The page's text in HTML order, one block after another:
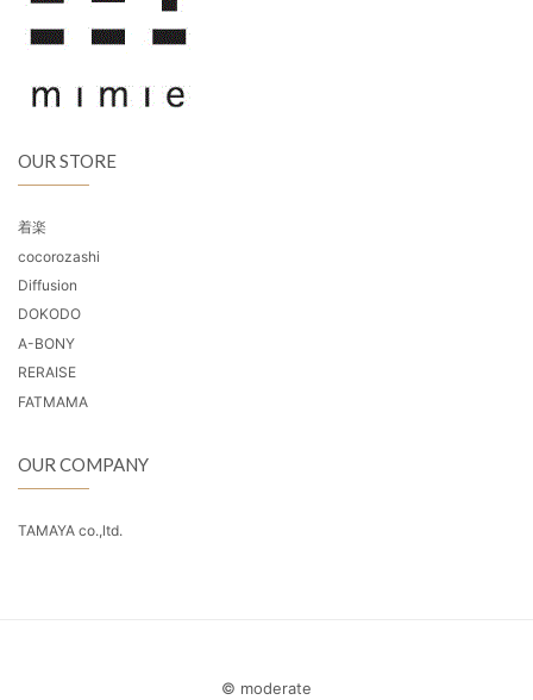
OUR STORE
着楽
cocorozashi
Diffusion
DOKODO
A-BONY
RERAISE
FATMAMA
OUR COMPANY
TAMAYA co.,ltd.
© moderate